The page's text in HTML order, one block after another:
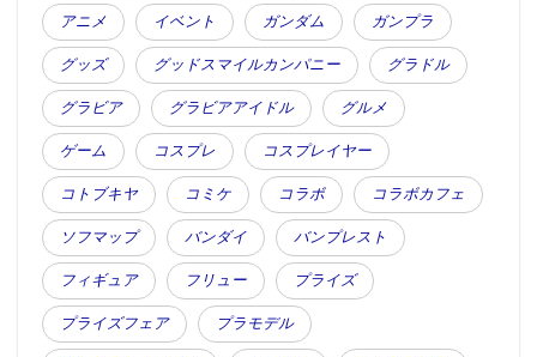
アニメ イベント ガンダム ガンプラ
グッズ グッドスマイルカンパニー グラドル
グラビア グラビアアイドル グルメ
ゲーム コスプレ コスプレイヤー
コトブキヤ コミケ コラボ コラボカフェ
ソフマップ バンダイ バンプレスト
フィギュア フリュー プライズ
プライズフェア プラモデル